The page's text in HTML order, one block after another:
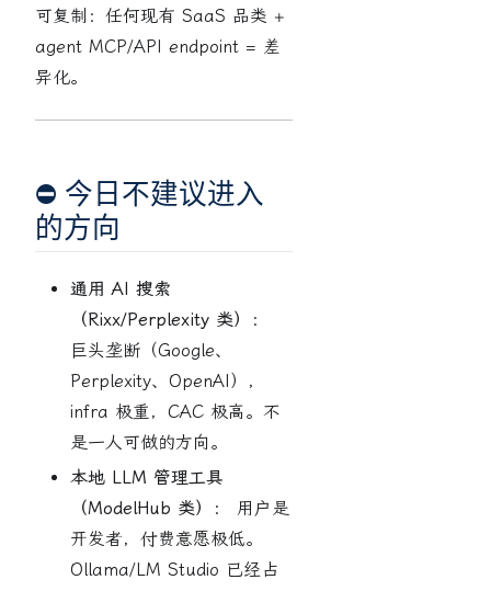
可复制：任何现有 SaaS 品类 +
agent MCP/API endpoint = 差
异化。
⛔ 今日不建议进入
的方向
通用 AI 搜索
（Rixx/Perplexity 类）：
巨头垄断（Google、
Perplexity、OpenAI），
infra 极重，CAC 极高。不
是一人可做的方向。
本地 LLM 管理工具
（ModelHub 类）：
用户是
开发者，付费意愿极低。
Ollama/LM Studio 已经占